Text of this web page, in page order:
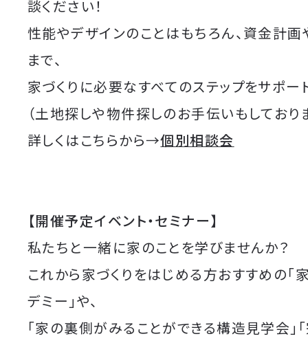
談ください！
性能やデザインのことはもちろん、資金計
まで、
家づくりに必要なすべてのステップをサポー
（土地探しや物件探しのお手伝いもしており
詳しくはこちらから→個別相談会
【開催予定イベント・セミナー】
私たちと一緒に家のことを学びませんか？
これから家づくりをはじめる方おすすめの「
デミー」や、
「家の裏側がみることができる構造見学会」